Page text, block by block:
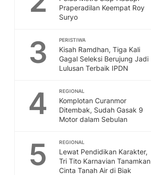
Praperadilan Keempat Roy
Suryo
3 PERISTIWA
Kisah Ramdhan, Tiga Kali
Gagal Seleksi Berujung Jadi
Lulusan Terbaik IPDN
4 REGIONAL
Komplotan Curanmor
Ditembak, Sudah Gasak 9
Motor dalam Sebulan
5 REGIONAL
Lewat Pendidikan Karakter,
Tri Tito Karnavian Tanamkan
Cinta Tanah Air di Biak